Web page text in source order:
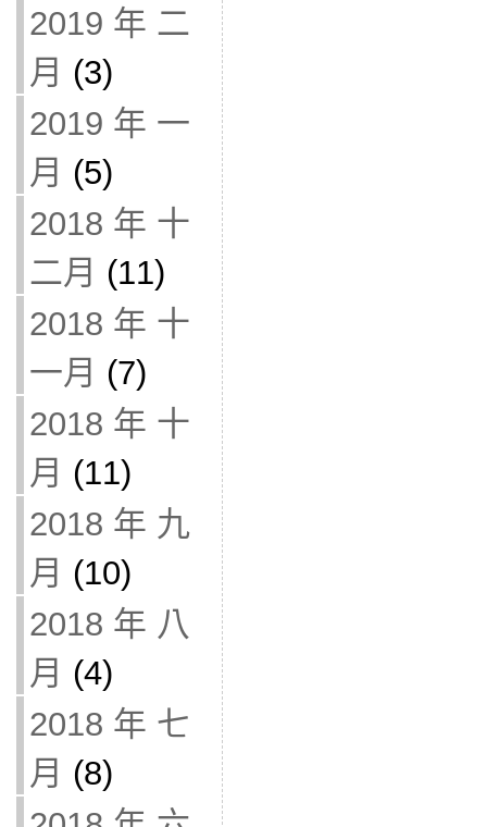
2019 年 二
月 (3)
2019 年 一
月 (5)
2018 年 十
二月 (11)
2018 年 十
一月 (7)
2018 年 十
月 (11)
2018 年 九
月 (10)
2018 年 八
月 (4)
2018 年 七
月 (8)